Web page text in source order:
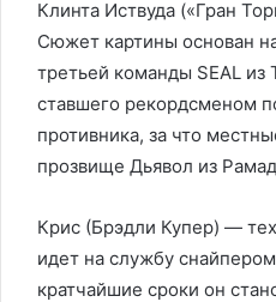
Клинта Иствуда («Гран
Сюжет картины основан
третьей команды SEAL из
ставшего рекордсменом
противника, за что
прозвище Дьявол из
Крис (Брэдли Купер) —
идет на службу
кратчайшие сроки он